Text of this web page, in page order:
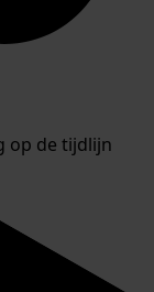
op de tijdlijn